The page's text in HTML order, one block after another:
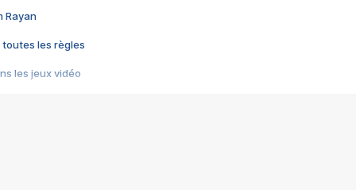
Rayan
toutes les règles
les jeux vidéo